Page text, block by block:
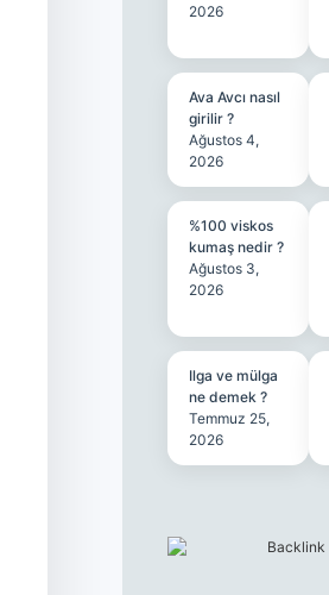
2026
Ava Avcı nasıl
girilir ?
Ağustos 4,
2026
%100 viskos
kumaş nedir ?
Ağustos 3,
2026
Ilga ve mülga
ne demek ?
Temmuz 25,
2026